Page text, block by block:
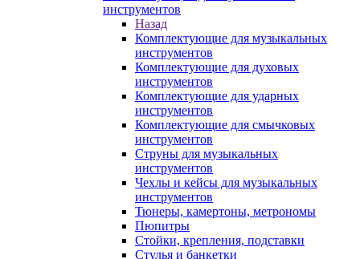
инструментов
Назад
Комплектующие для музыкальных
инструментов
Комплектующие для духовых
инструментов
Комплектующие для ударных
инструментов
Комплектующие для смычковых
инструментов
Струны для музыкальных
инструментов
Чехлы и кейсы для музыкальных
инструментов
Тюнеры, камертоны, метрономы
Пюпитры
Стойки, крепления, подставки
Стулья и банкетки